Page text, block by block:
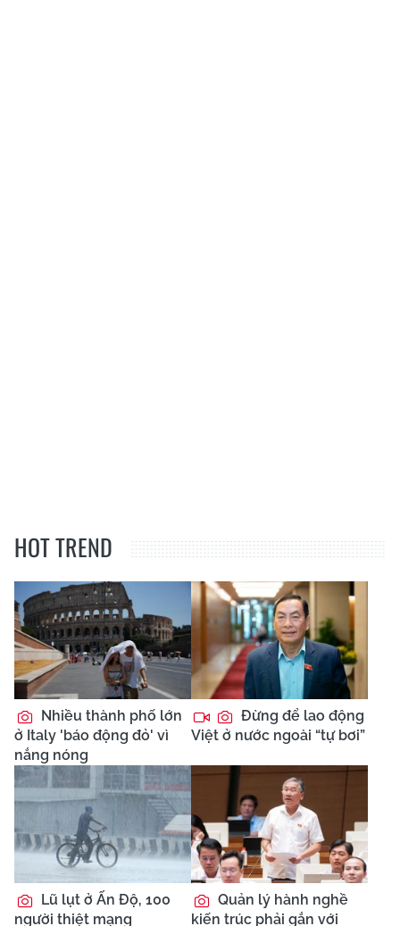
HOT TREND
Nhiều thành phố lớn
ở Italy 'báo động đỏ' vì
nắng nóng
Đừng để lao động
Việt ở nước ngoài “tự bơi”
Lũ lụt ở Ấn Độ, 100
người thiệt mạng
Quản lý hành nghề
kiến trúc phải gắn với